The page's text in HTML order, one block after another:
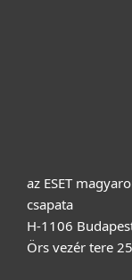
az ESET
csapata
H-1106
Örs vezér tere